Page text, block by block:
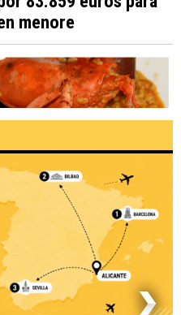
menore